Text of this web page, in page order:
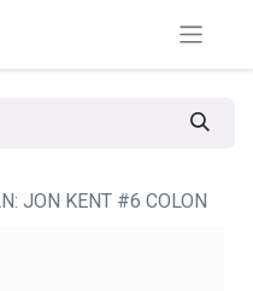
JON KENT #6 COLON